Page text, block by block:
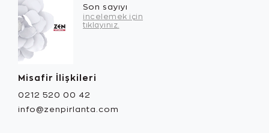
Son sayıyı
incelemek için
tıklayınız.
Misafir İlişkileri
0212 520 00 42
info@zenpirlanta.com